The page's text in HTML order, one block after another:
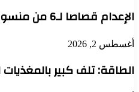
الإعدام قصاصا لـ6 من منسوبي الشرطة في قضية تعذيب محتجز حتى الموت بدنقلا
أغسطس 2, 2026
الطاقة: تلف كبير